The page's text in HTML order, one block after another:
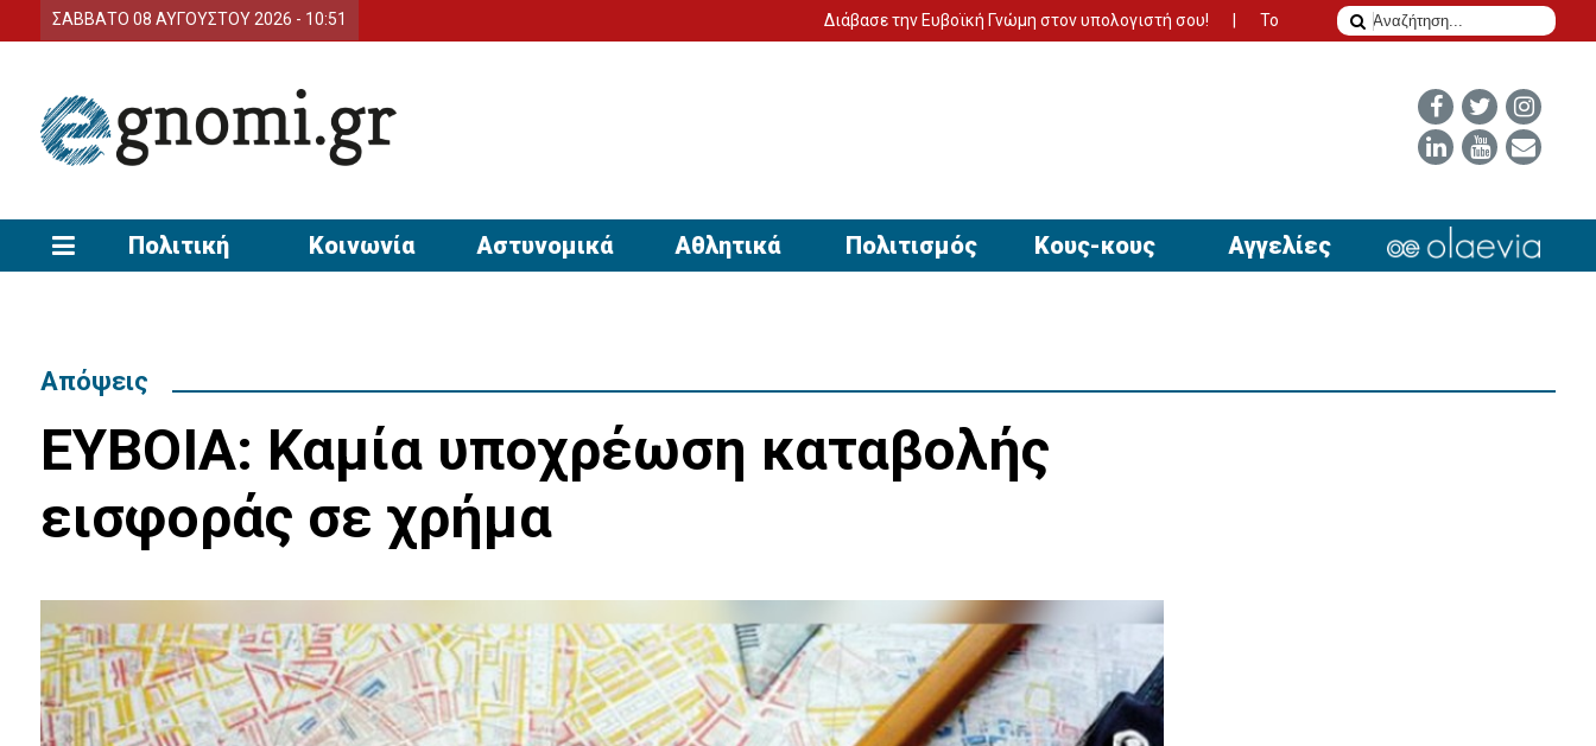
ΣΑΒΒΑΤΟ 08 ΑΥΓΟΥΣΤΟΥ 2026 - 10:51 Διάβασε την Ευβοϊκή Γνώμη στον υπολογιστή σου! Το δίδυμο της επιτυχίας για να έχει απήχηση η αγγελία
Πολιτική Κοινωνία Αστυνομικά Αθλητικά Πολιτισμός Κους-κους Αγγελίες
Απόψεις
ΕΥΒΟΙΑ: Καμία υποχρέωση καταβολής
εισφοράς σε χρήμα